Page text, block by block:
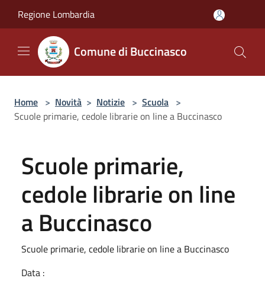
Regione Lombardia
Comune di Buccinasco
Home > Novità > Notizie > Scuola >
Scuole primarie, cedole librarie on line a Buccinasco
Scuole primarie,
cedole librarie on line
a Buccinasco
Scuole primarie, cedole librarie on line a Buccinasco
Data :